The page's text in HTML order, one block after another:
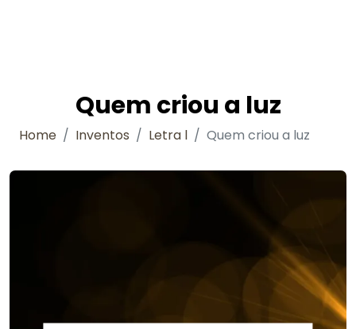
Quem criou a luz
Home Inventos Letra l Quem criou a luz